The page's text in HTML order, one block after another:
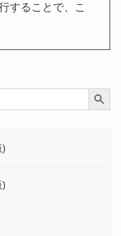
することで、こ
Search Button
)
)